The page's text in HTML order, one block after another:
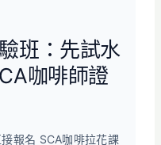
班：先試水
咖啡師證
報名 SCA咖啡拉花課